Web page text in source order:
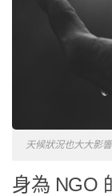
天候狀況也大大影
身為 NGO